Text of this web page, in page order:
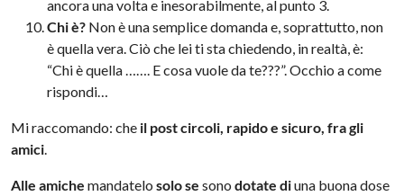
ancora una volta e inesorabilmente, al punto 3.
Chi è? Non è una semplice domanda e, soprattutto, non
è quella vera. Ciò che lei ti sta chiedendo, in realtà, è:
“Chi è quella ……. E cosa vuole da te???”. Occhio a come
rispondi…
Mi raccomando: che il post circoli, rapido e sicuro, fra gli
amici
Alle amiche mandatelo solo se sonodotate diuna buona dose